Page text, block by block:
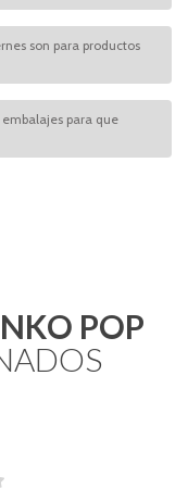
son para productos
para que
POP